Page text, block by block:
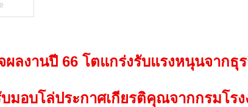
จผลงานปี 66 โตแกร่งรับแรงหนุนจาก
รับมอบโล่ประกาศเกียรติคุณจากกรมโร